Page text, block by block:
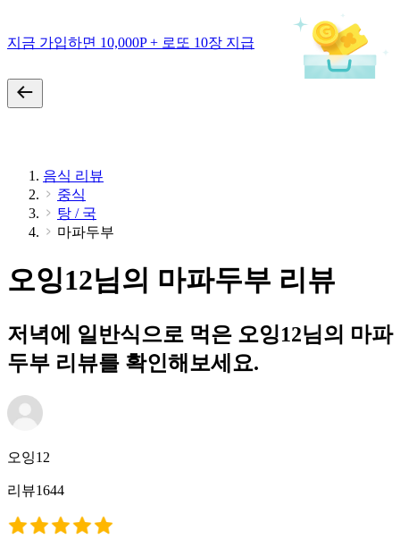
지금 가입하면 10,000P + 로또 10장 지급
음식 리뷰
중식
탕 / 국
마파두부
오잉12님의 마파두부 리뷰
저녁에 일반식으로 먹은 오잉12님의 마파
두부 리뷰를 확인해보세요.
오잉12
리뷰1644